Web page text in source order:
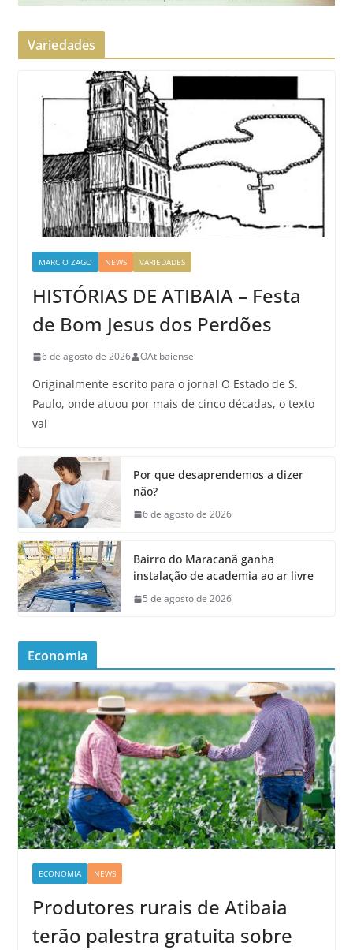
Variedades
MARCIO ZAGO NEWS VARIEDADES
HISTÓRIAS DE ATIBAIA – Festa
de Bom Jesus dos Perdões
6 de agosto de 2026 OAtibaiense
Originalmente escrito para o jornal O Estado de S.
Paulo, onde atuou por mais de cinco décadas, o texto
vai
Por que desaprendemos a dizer
não?
6 de agosto de 2026
Bairro do Maracanã ganha
instalação de academia ao ar livre
5 de agosto de 2026
Economia
ECONOMIA NEWS
Produtores rurais de Atibaia
terão palestra gratuita sobre